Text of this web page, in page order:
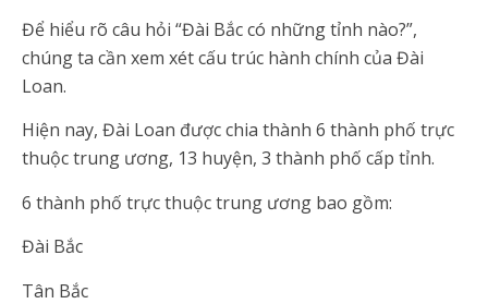
Để hiểu rõ câu hỏi “Đài Bắc có những tỉnh nào?”,
chúng ta cần xem xét cấu trúc hành chính của Đài
Loan.
Hiện nay, Đài Loan được chia thành 6 thành phố trực
thuộc trung ương, 13 huyện, 3 thành phố cấp tỉnh.
6 thành phố trực thuộc trung ương bao gồm:
Đài Bắc
Tân Bắc